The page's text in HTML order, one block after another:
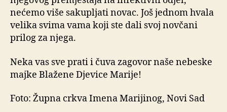
nećemo više sakupljati novac. Još jednom hvala
velika svima vama koji ste dali svoj novčani
prilog za njega.
Neka vas sve prati i čuva zagovor naše nebeske
majke Blažene Djevice Marije!
Foto: Župna crkva Imena Marijinog, Novi Sad